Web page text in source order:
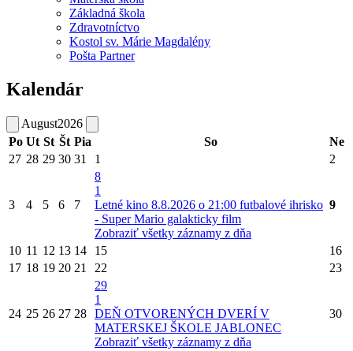
Základná škola
Zdravotníctvo
Kostol sv. Márie Magdalény
Pošta Partner
Kalendár
August2026
Po Ut St Št Pia So
Ne
27 28 29 30 31 1 2
3 4 5 6 7
8
1
Letné kino 8.8.2026 o 21:00 futbalové ihrisko
- Super Mario galakticky film
Zobraziť všetky záznamy z dňa
9
10 11 12 13 14 15
16
17 18 19 20 21 22 23
24 25 26 27 28
29
1
DEŇ OTVORENÝCH DVERÍ V
MATERSKEJ ŠKOLE JABLONEC
Zobraziť všetky záznamy z dňa
30